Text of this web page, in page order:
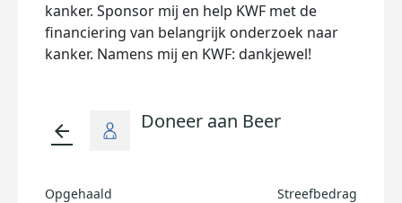
kanker. Sponsor mij en help KWF met de
financiering van belangrijk onderzoek naar
kanker. Namens mij en KWF: dankjewel!
arrow_back Doneer aan Beer
Opgehaald Streefbedrag